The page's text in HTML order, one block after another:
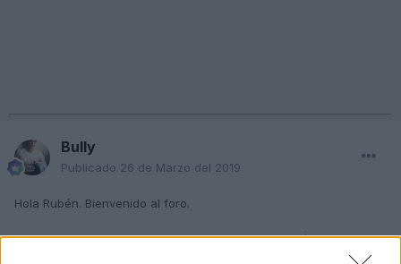
Bully
Publicado 26 de Marzo del 2019
Hola Rubén. Bienvenido al foro.
Raro es que te presente ruidos este modelo de vehículo, salvo